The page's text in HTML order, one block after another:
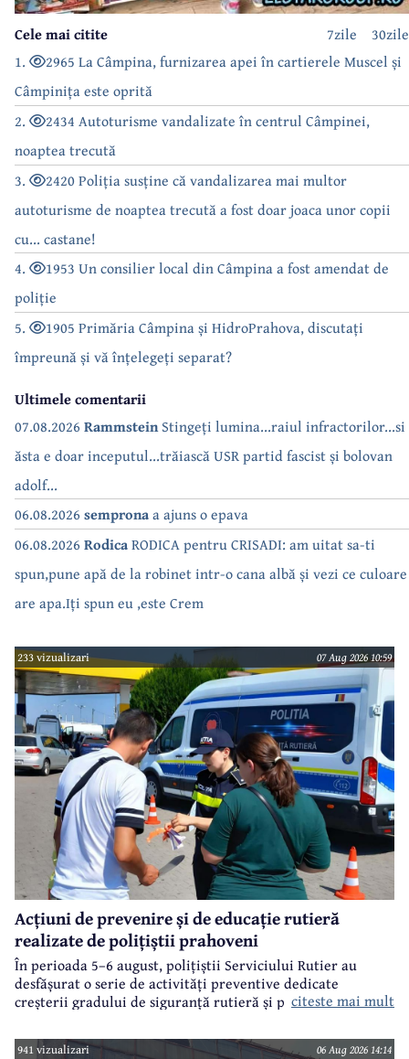
30zile
7zile
Cele mai citite
1.
2965 La Câmpina, furnizarea apei în cartierele Muscel și
Câmpinița este oprită
2.
2434 Autoturisme vandalizate în centrul Câmpinei,
noaptea trecută
3.
2420 Poliția susține că vandalizarea mai multor
autoturisme de noaptea trecută a fost doar joaca unor copii
cu... castane!
4.
1953 Un consilier local din Câmpina a fost amendat de
poliție
5.
1905 Primăria Câmpina și HidroPrahova, discutați
împreună și vă înțelegeți separat?
Ultimele comentarii
07.08.2026 RammsteinStingeți lumina...raiul infractorilor...si
ăsta e doar inceputul...trăiască USR partid fascist și bolovan
adolf...
06.08.2026 sempronaa ajuns o epava
06.08.2026 RodicaRODICA pentru CRISADI: am uitat sa-ti
spun,pune apă de la robinet intr-o cana albă și vezi ce culoare
are apa.Iți spun eu ,este Crem
233 vizualizari 07 Aug 2026 10:59
Acțiuni de prevenire și de educație rutieră
realizate de polițiștii prahoveni
În perioada 5–6 august, polițiștii Serviciului Rutier au
desfășurat o serie de activități preventive dedicate
creșterii gradului de siguranță rutieră și promovării unui
estival.
citeste mai mult
941 vizualizari 06 Aug 2026 14:14